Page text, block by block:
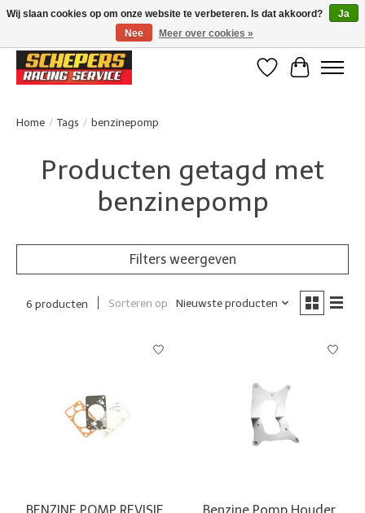
Klanten beoordelen ons met een 4,8/5 op Google reviews
Verlanglijst
Home / Tags / benzinepomp
Producten getagd met
benzinepomp
Filters weergeven
6 producten Sorteren op Nieuwste producten
BENZINE POMP REVISIE
Benzine Pomp Houder
Wij slaan cookies op om onze website te verbeteren. Is dat akkoord?
Ja
Nee
Meer over cookies »